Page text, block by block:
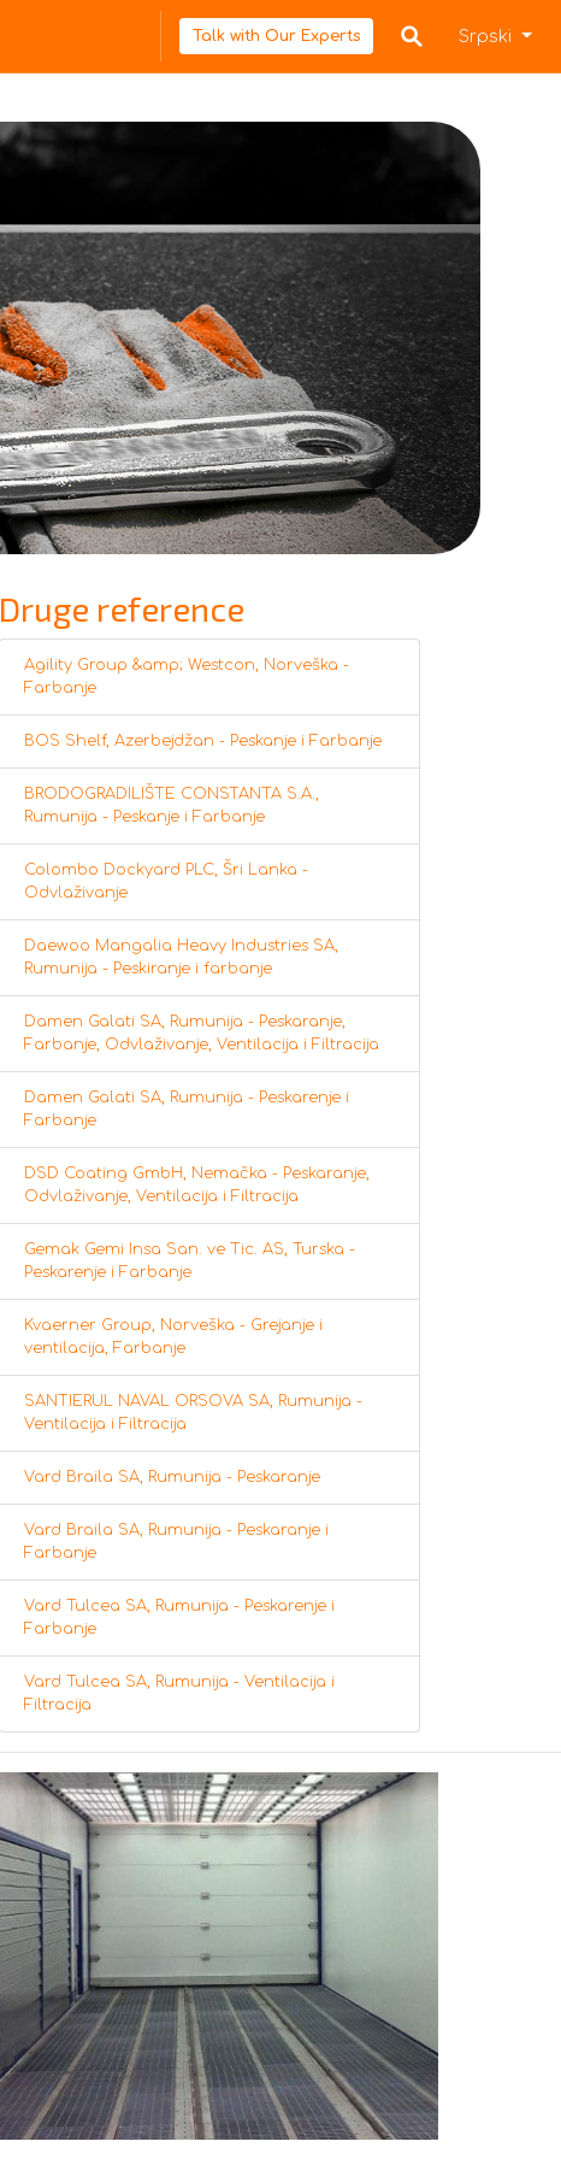
Talk with Our Experts Srpski
Druge reference
Agility Group &amp; Westcon, Norveška -
Farbanje
BOS Shelf, Azerbejdžan - Peskanje i Farbanje
BRODOGRADILIŠTE CONSTANTA S.A.,
Rumunija - Peskanje i Farbanje
Colombo Dockyard PLC, Šri Lanka -
Odvlaživanje
Daewoo Mangalia Heavy Industries SA,
Rumunija - Peskiranje i farbanje
Damen Galati SA, Rumunija - Peskaranje,
Farbanje, Odvlaživanje, Ventilacija i Filtracija
Damen Galati SA, Rumunija - Peskarenje i
Farbanje
DSD Coating GmbH, Nemačka - Peskaranje,
Odvlaživanje, Ventilacija i Filtracija
Gemak Gemi Insa San. ve Tic. AS, Turska -
Peskarenje i Farbanje
Kvaerner Group, Norveška - Grejanje i
ventilacija, Farbanje
SANTIERUL NAVAL ORSOVA SA, Rumunija -
Ventilacija i Filtracija
Vard Braila SA, Rumunija - Peskaranje
Vard Braila SA, Rumunija - Peskaranje i
Farbanje
Vard Tulcea SA, Rumunija - Peskarenje i
Farbanje
Vard Tulcea SA, Rumunija - Ventilacija i
Filtracija